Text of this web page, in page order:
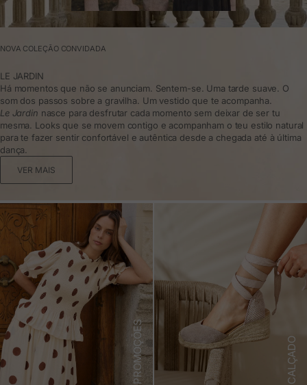
NOVA COLEÇÃO CONVIDADA
LE JARDIN
Há momentos que não se anunciam. Sentem-se. Uma tarde suave. O
som dos passos sobre a gravilha. Um vestido que te acompanha.
Le Jardin nasce para desfrutar cada momento sem deixar de ser tu
mesma. Looks que se movem contigo e acompanham o teu estilo natural
para te fazer sentir confortável e autêntica desde a chegada até à última
dança.
VER MAIS
PROMOÇÕES CALÇADO